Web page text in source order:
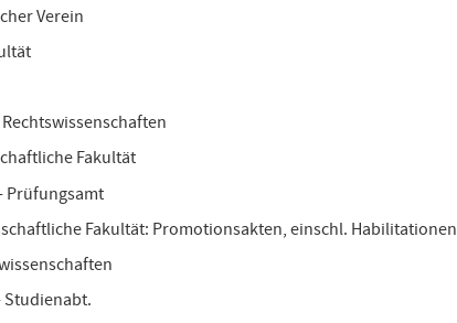
Verein
Fakultät
Prüfungsamt
Fakultät: Promotionsakten, einschl. Habilitationen
Studienabt.